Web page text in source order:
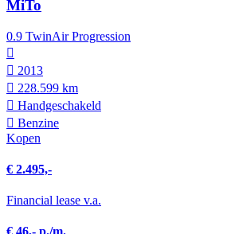
MiTo
0.9 TwinAir Progression
2013
228.599 km
Hand­geschakeld
Benzine
Kopen
€ 2.495,-
Financial lease v.a.